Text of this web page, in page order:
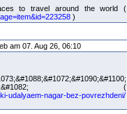
to travel around the world (
)
am 07. Aug 26, 06:10
(
udalyaem-nagar-bez-povrezhdeni/